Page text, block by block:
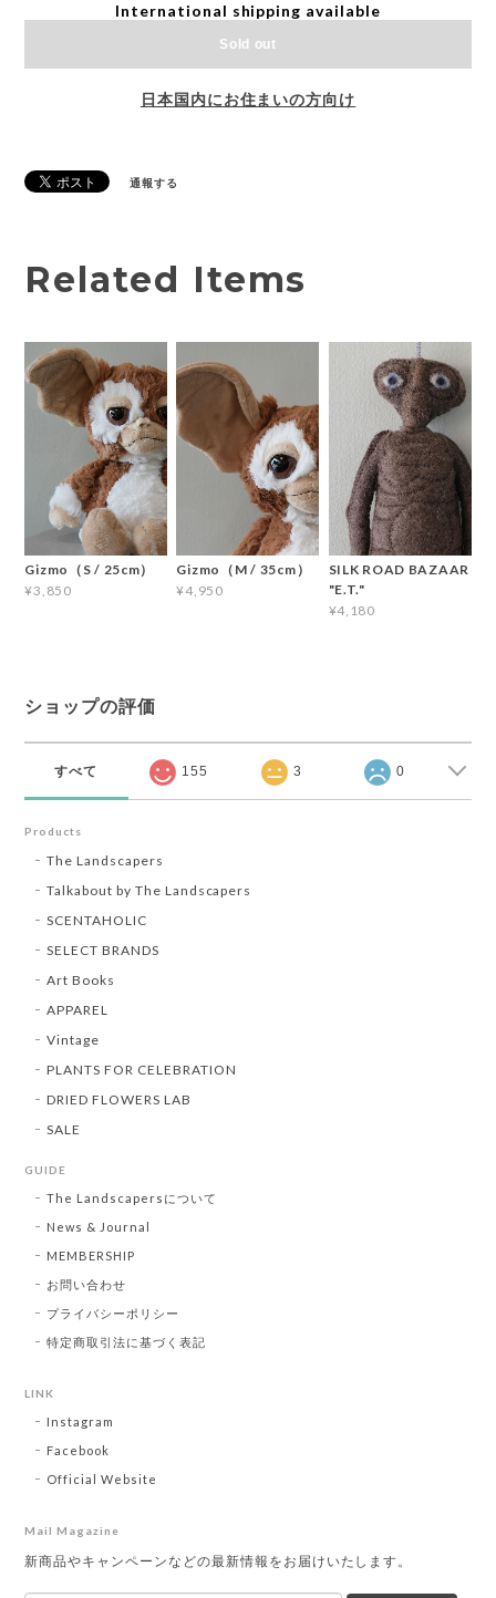
International shipping available
Sold out
日本国内にお住まいの方向け
通報する
Related Items
Gizmo（S / 25cm）
¥3,850
Gizmo（M / 35cm）
¥4,950
SILK ROAD BAZAAR
"E.T."
¥4,180
ショップの評価
すべて 155 3 0
Products
The Landscapers
Talkabout by The Landscapers
SCENTAHOLIC
SELECT BRANDS
Art Books
APPAREL
Vintage
PLANTS FOR CELEBRATION
DRIED FLOWERS LAB
SALE
GUIDE
The Landscapersについて
News & Journal
MEMBERSHIP
お問い合わせ
プライバシーポリシー
特定商取引法に基づく表記
LINK
Instagram
Facebook
Official Website
Mail Magazine
新商品やキャンペーンなどの最新情報をお届けいたします。